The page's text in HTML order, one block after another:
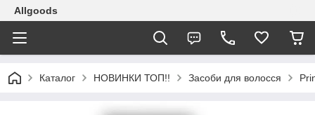
Allgoods
Каталог НОВИНКИ ТОП!! Засоби для волосся